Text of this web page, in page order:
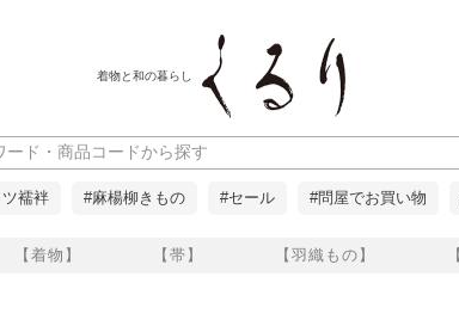
着物と和の暮らし
【着物】 【帯】 【羽織もの】
襦袢 #麻楊柳きもの #セール #問屋でお買い物